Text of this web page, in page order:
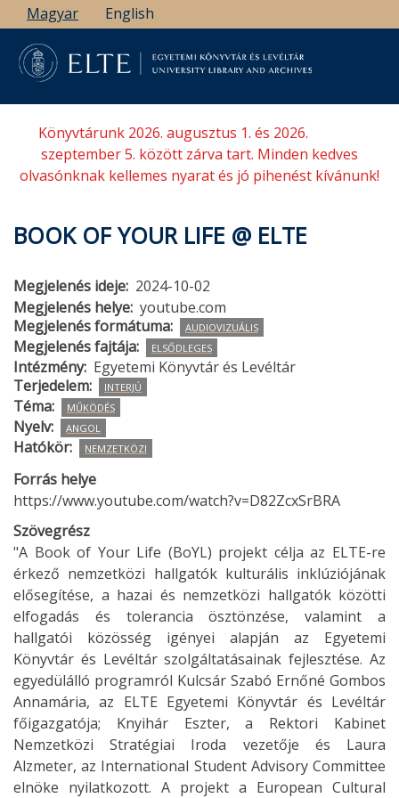
Ugrás
a
tartalomra
Magyar English
Könyvtárunk 2026. augusztus 1. és 2026.
szeptember 5. között zárva tart. Minden kedves
olvasónknak kellemes nyarat és jó pihenést kívánunk!
BOOK OF YOUR LIFE @ ELTE
Megjelenés ideje 2024-10-02
Megjelenés helye youtube.com
Megjelenés formátuma
AUDIOVIZUÁLIS
Megjelenés fajtája ELSŐDLEGES
Intézmény Egyetemi Könyvtár és Levéltár
Terjedelem
INTERJÚ
Téma MŰKÖDÉS
Nyelv ANGOL
Hatókör NEMZETKÖZI
Forrás helye
https://www.youtube.com/watch?v=D82ZcxSrBRA
Szövegrész
"A Book of Your Life (BoYL) projekt célja az ELTE-re
érkező nemzetközi hallgatók kulturális inklúziójának
elősegítése, a hazai és nemzetközi hallgatók közötti
elfogadás és tolerancia ösztönzése, valamint a
hallgatói közösség igényei alapján az Egyetemi
Könyvtár és Levéltár szolgáltatásainak fejlesztése. Az
egyedülálló programról Kulcsár Szabó Ernőné Gombos
Annamária, az ELTE Egyetemi Könyvtár és Levéltár
főigazgatója; Knyihár Eszter, a Rektori Kabinet
Nemzetközi Stratégiai Iroda vezetője és Laura
Alzmeter, az International Student Advisory Committee
elnöke nyilatkozott. A projekt a European Cultural